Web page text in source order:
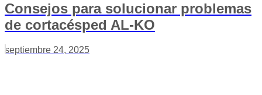
Consejos para solucionar problemas
de cortacésped AL-KO
septiembre 24, 2025